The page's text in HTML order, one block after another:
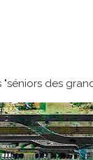
des